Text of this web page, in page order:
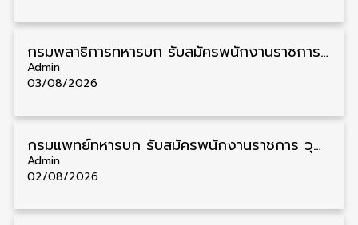
กรมพลาธิการทหารบก รับสมัครพนักงานราชการ วุฒิ ม.3/ม.6/ปวช. 66 อัตรา รับสมัคร 10 – 17 สิงหาคม
Admin
03/08/2026
กรมแพทย์ทหารบก รับสมัครพนักงานราชการ วุฒิ ม.3/ม.6/ปวช./ปวท./ปวส. 6 อัตรา รับสมัคร 3 – 7 สิงหาคม
Admin
02/08/2026